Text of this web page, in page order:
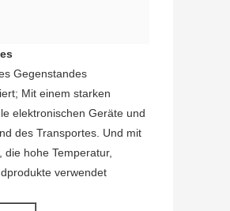
Gegenstandes
Mit einem starken
elektronischen Geräte und
des Transportes. Und mit
hohe Temperatur,
verwendet